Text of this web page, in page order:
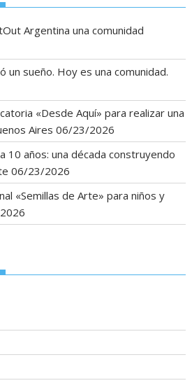
Argentina una comunidad
un sueño. Hoy es una comunidad.
«Desde Aquí» para realizar una
Aires 06/23/2026
10 años: una década construyendo
06/23/2026
«Semillas de Arte» para niños y